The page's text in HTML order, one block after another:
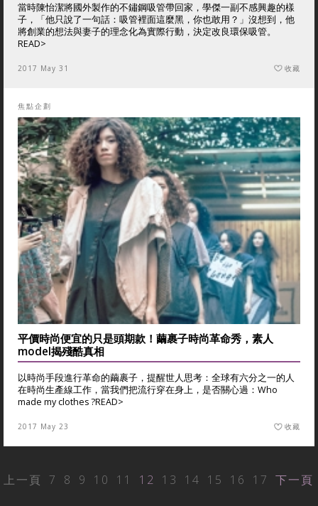
當時陳怡潔將國外製作的不鏽鋼吸管帶回家，學傑一副不感興趣的樣
子，「他只說了一句話：吸管裡面這麼黑，你也敢用？」沒想到，他
將創業的想法與妻子的理念化為實際行動，決定改良環保吸管。
READ>
2017 May 31 收藏
焦點企劃
平價時尚便宜的只是頭期款！繭裹子時尚革命秀，素人
model揭殘酷真相
以時尚手段進行革命的繭裹子，提醒世人思考：全球有六分之一的人
在時尚生產線工作，當我們把流行穿在身上，是否關心過：Who
made my clothes ?READ>
2017 May 23 收藏
上一頁 7 8 9 10 11 12 13 14 15 16 17 下一頁